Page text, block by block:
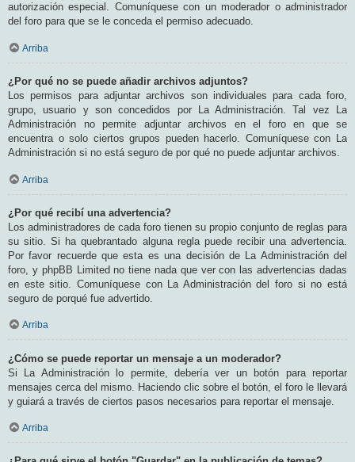
autorización especial. Comuníquese con un moderador o administrador
del foro para que se le conceda el permiso adecuado.
Arriba
¿Por qué no se puede añadir archivos adjuntos?
Los permisos para adjuntar archivos son individuales para cada foro,
grupo, usuario y son concedidos por La Administración. Tal vez La
Administración no permite adjuntar archivos en el foro en que se
encuentra o solo ciertos grupos pueden hacerlo. Comuníquese con La
Administración si no está seguro de por qué no puede adjuntar archivos.
Arriba
¿Por qué recibí una advertencia?
Los administradores de cada foro tienen su propio conjunto de reglas para
su sitio. Si ha quebrantado alguna regla puede recibir una advertencia.
Por favor recuerde que esta es una decisión de La Administración del
foro, y phpBB Limited no tiene nada que ver con las advertencias dadas
en este sitio. Comuníquese con La Administración del foro si no está
seguro de porqué fue advertido.
Arriba
¿Cómo se puede reportar un mensaje a un moderador?
Si La Administración lo permite, debería ver un botón para reportar
mensajes cerca del mismo. Haciendo clic sobre el botón, el foro le llevará
y guiará a través de ciertos pasos necesarios para reportar el mensaje.
Arriba